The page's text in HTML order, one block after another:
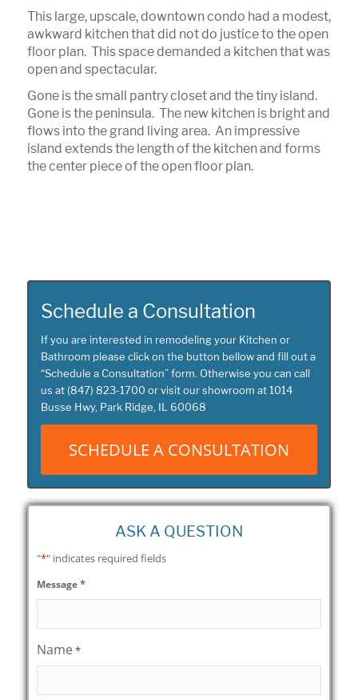
This large, upscale, downtown condo had a modest,
awkward kitchen that did not do justice to the open
floor plan. This space demanded a kitchen that was
open and spectacular.
Gone is the small pantry closet and the tiny island.
Gone is the peninsula. The new kitchen is bright and
flows into the grand living area. An impressive
island extends the length of the kitchen and forms
the center piece of the open floor plan.
Schedule a Consultation
If you are interested in remodeling your Kitchen or
Bathroom please click on the button bellow and fill out a
“Schedule a Consultation” form. Otherwise you can call
us at (847) 823-1700 or visit our showroom at1014
Busse Hwy, Park Ridge, IL 60068
SCHEDULE A CONSULTATION
ASK A QUESTION
"*" indicates required fields
Message *
Name *